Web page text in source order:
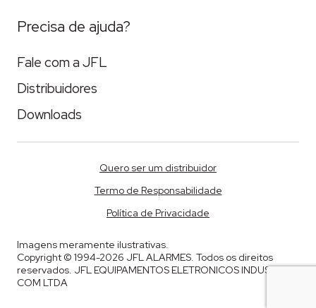
Precisa de ajuda?
Fale com a JFL
Distribuidores
Downloads
Quero ser um distribuidor
Termo de Responsabilidade
Política de Privacidade
Imagens meramente ilustrativas.
Copyright © 1994-2026 JFL ALARMES. Todos os direitos
reservados. JFL EQUIPAMENTOS ELETRONICOS INDUSTRIA E
COM LTDA